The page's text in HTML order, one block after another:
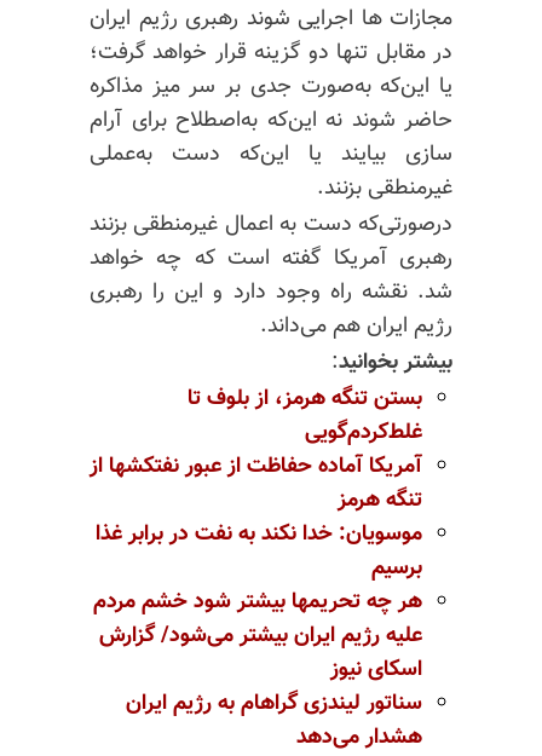
مجازات ها اجرایی شوند رهبری رژیم ایران
در مقابل تنها دو گزینه قرار خواهد گرفت؛
یا این‌که به‌صورت جدی بر سر میز مذاکره
حاضر شوند نه این‌که به‌اصطلاح برای آرام
سازی بیایند یا این‌که دست به‌عملی
غیرمنطقی بزنند.
درصورتی‌که دست به اعمال غیرمنطقی بزنند
رهبری آمریکا گفته است که چه خواهد
شد. نقشه راه وجود دارد و این را رهبری
رژیم ایران هم می‌داند.
بیشتر بخوانید:
بستن تنگه هرمز، از بلوف تا
غلط‌کردم‌گویی
آمریکا آماده حفاظت از عبور نفتکشها از
تنگه هرمز
موسویان: خدا نکند به نفت در برابر غذا
برسیم
هر چه تحریمها بیشتر شود خشم مردم
علیه رژیم ایران بیشتر می‌شود/ گزارش
اسکای نیوز
سناتور لیندزی گراهام به رژیم ایران
هشدار می‌دهد